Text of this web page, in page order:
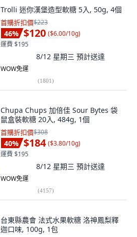
Trolli 迷你漢堡造型軟糖 5入, 50g, 4個
首購折扣價$223
46% $120 ($6.00/10g)
運費 $195
8/12 星期三 預計送達
WOW免運
(1801)
Chupa Chups 加倍佳 Sour Bytes 袋
鼠盒裝軟糖 20入, 484g, 1個
首購折扣價$308
40% $184 ($3.80/10g)
運費 $195
8/12 星期三 預計送達
WOW免運
(4157)
台東縣農會 法式水果軟糖 洛神鳳梨釋
迦口味, 100g, 1包